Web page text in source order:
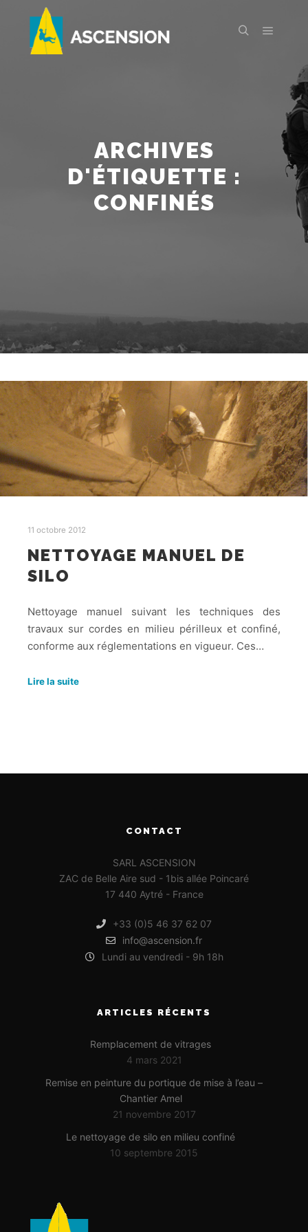
ARCHIVES
D'ÉTIQUETTE :
CONFINÉS
11 octobre 2012
NETTOYAGE MANUEL DE
SILO
Nettoyage manuel suivant les techniques des
travaux sur cordes en milieu périlleux et confiné,
conforme aux réglementations en vigueur. Ces…
Lire la suite
CONTACT
SARL ASCENSION
ZAC de Belle Aire sud - 1bis allée Poincaré
17 440 Aytré - France
+33 (0)5 46 37 62 07
info@ascension.fr
Lundi au vendredi - 9h 18h
ARTICLES RÉCENTS
Remplacement de vitrages
4 mars 2021
Remise en peinture du portique de mise à l’eau –
Chantier Amel
21 novembre 2017
Le nettoyage de silo en milieu confiné
10 septembre 2015